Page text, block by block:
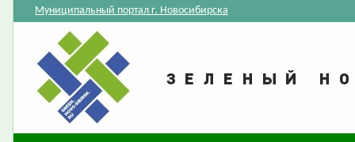
Муниципальный портал г. Новосибирска